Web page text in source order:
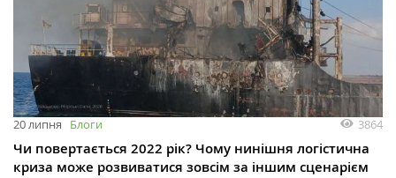
20 липня Блоги 3864
Чи повертається 2022 рік? Чому нинішня логістична
криза може розвиватися зовсім за іншим сценарієм